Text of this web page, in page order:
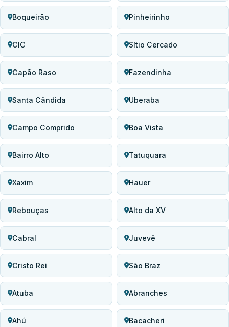
Boqueirão Pinheirinho
CIC Sítio Cercado
Capão Raso Fazendinha
Santa Cândida Uberaba
Campo Comprido Boa Vista
Bairro Alto Tatuquara
Xaxim Hauer
Rebouças Alto da XV
Cabral Juvevê
Cristo Rei São Braz
Atuba Abranches
Ahú Bacacheri